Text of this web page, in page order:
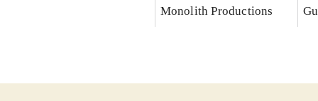
Monolith Productions